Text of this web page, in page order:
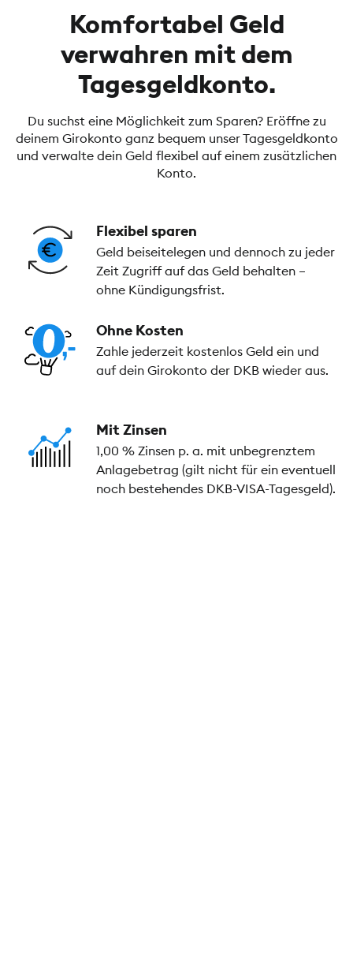
Komfortabel Geld
verwahren mit dem
Tagesgeldkonto.
Du suchst eine Möglichkeit zum Sparen? Eröffne zu
deinem Girokonto ganz bequem unser Tagesgeldkonto
und verwalte dein Geld flexibel auf einem zusätzlichen
Konto.
Flexibel sparen
Geld beiseitelegen und dennoch zu jeder
Zeit Zugriff auf das Geld behalten –
ohne Kündigungsfrist.
Ohne Kosten
Zahle jederzeit kostenlos Geld ein und
auf dein Girokonto der DKB wieder aus.
Mit Zinsen
1,00 % Zinsen p. a. mit unbegrenztem
Anlagebetrag (gilt nicht für ein eventuell
noch bestehendes DKB-VISA-Tagesgeld).